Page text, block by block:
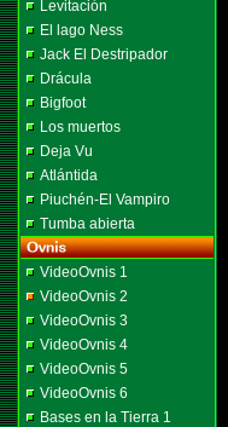
Levitación
El lago Ness
Jack El Destripador
Drácula
Bigfoot
Los muertos
Deja Vu
Atlántida
Piuchén-El Vampiro
Tumba abierta
VideoOvnis 1
VideoOvnis 2
VideoOvnis 3
VideoOvnis 4
VideoOvnis 5
VideoOvnis 6
Bases en la Tierra 1